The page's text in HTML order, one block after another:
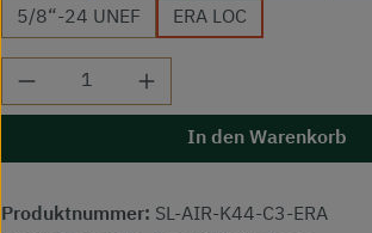
5/8“-24 UNEF ERA LOC
Produkt Anzahl: Gib den
In den Warenkorb
Produktnummer: SL-AIR-K44-C3-ERA